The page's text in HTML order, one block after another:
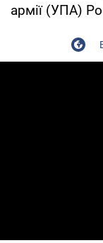
армії (УПА)